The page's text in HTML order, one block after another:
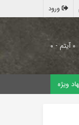
ورود
۰ آیتم - ۰
ویژه